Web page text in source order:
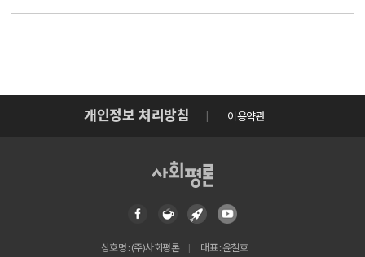
개인정보 처리방침 이용약관
상호명 : (주)사회평론 대표 : 윤철호